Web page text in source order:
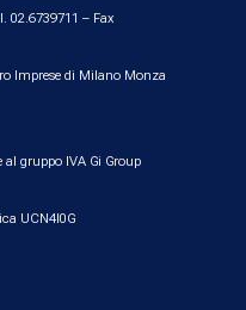
02.6739711 – Fax
Imprese di Milano Monza
al gruppo IVA Gi Group
UCN4I0G